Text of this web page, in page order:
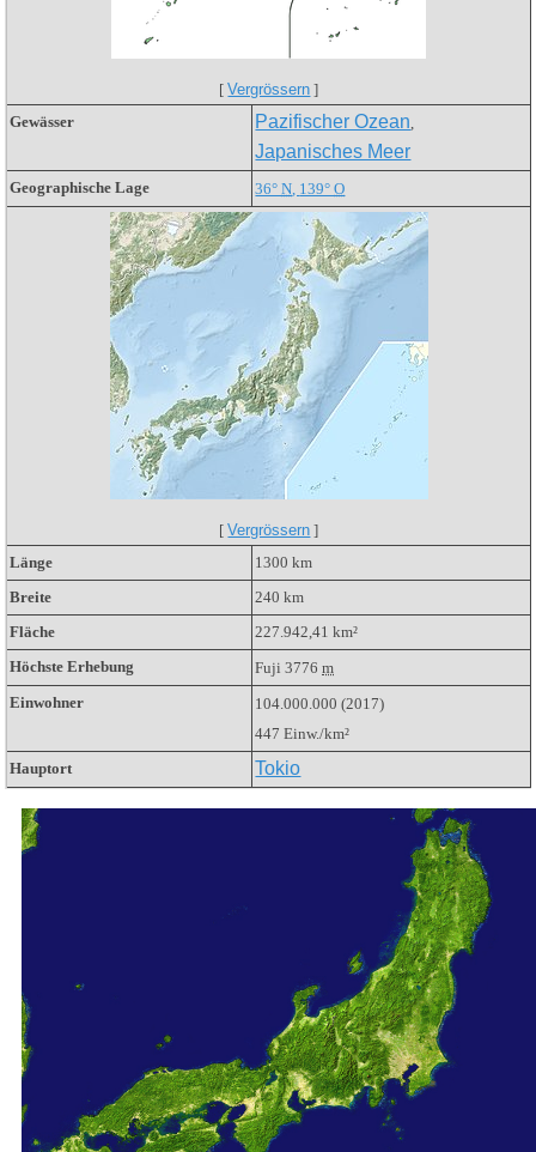
[Vergrössern ]
Gewässer
Pazifischer Ozean,
Japanisches Meer
Geographische Lage 36°N, 139°O
[Vergrössern ]
Länge
1300 km
Breite
240 km
Fläche
227.942,41 km²
Höchste Erhebung
Fuji3776m
Einwohner
104.000.000 (2017)
447 Einw./km²
Hauptort
Tokio